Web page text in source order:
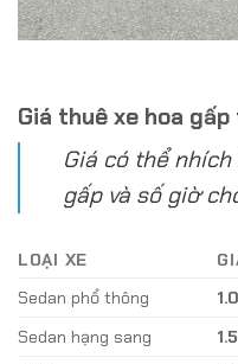
Giá thuê xe hoa
Giá có thể
gấp và số giờ
LOẠI XE
Sedan phổ thông
Sedan hạng sang